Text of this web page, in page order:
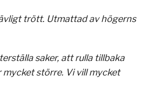
trött. Utmattad av högerns
saker, att rulla tillbaka
större. Vi vill mycket